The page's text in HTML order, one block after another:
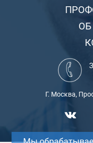
Г. Москва,